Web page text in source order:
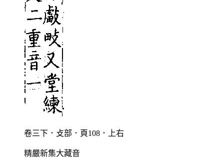
卷三下．攴部．頁108．上右
精嚴新集大藏音